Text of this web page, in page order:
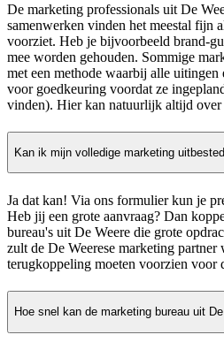
De marketing professionals uit De
samenwerken vinden het meestal fijn
voorziet. Heb je bijvoorbeeld brand-
mee worden gehouden. Sommige
met een methode waarbij alle
voor goedkeuring voordat ze
vinden). Hier kan natuurlijk altijd
Kan ik mijn volledige marketing
Ja dat kan! Via ons formulier kun je
Heb jij een grote aanvraag? Dan
bureau's uit De Weere die grote
zult de De Weerese marketing
terugkoppeling moeten voorzien voor
Hoe snel kan de marketing bureau uit